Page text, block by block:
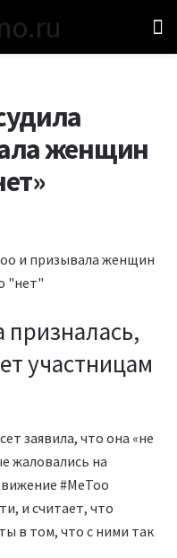
женщин
призналась,
участницам
заявила, что она «не
жаловались на
#MeToo
и считает, что
в том, что с ними так